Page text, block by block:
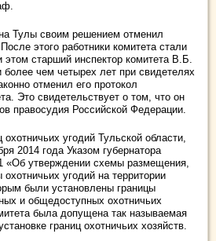
Тулы своим решением отменил
этого работники комитета стали
старший инспектор комитета В.Б.
более чем четырех лет при свидетелях
отменил его протокол
Это свидетельствует о том, что он
правосудия Российской Федерации.
угодий Тульской области,
2014 года Указом губернатора
«Об утверждении схемы размещения,
угодий на территории
были установлены границы
и общедоступных охотничьих
была допущена так называемая
границ охотничьих хозяйств.